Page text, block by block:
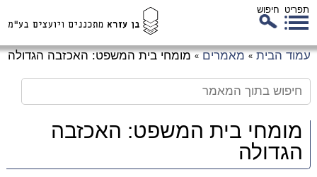
תפריט חיפוש
עמוד הבית » מאמרים » מומחי בית המשפט: האכזבה הגדולה
מומחי בית המשפט: האכזבה
הגדולה